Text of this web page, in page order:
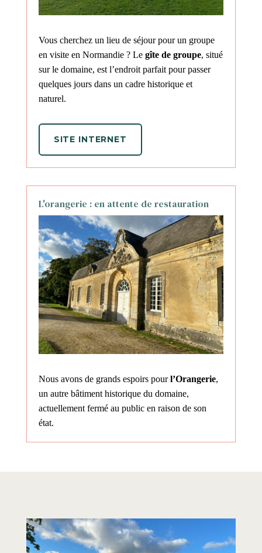
Vous cherchez un lieu de séjour pour un groupe
en visite en Normandie ? Le gîte de groupe, situé
sur le domaine, est l’endroit parfait pour passer
quelques jours dans un cadre historique et
naturel.
SITE INTERNET
L'orangerie : en attente de restauration
Nous avons de grands espoirs pourl’Orangerie,
un autre bâtiment historique du domaine,
actuellement fermé au public en raison de son
état.